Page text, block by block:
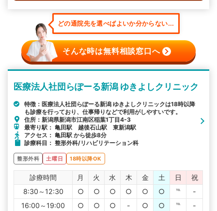
どの通院先を選べばよいか分からない...
そんな時は無料相談窓口へ
医療法人社団らぽーる新潟 ゆきよしクリニック
特徴：医療法人社団らぽーる新潟 ゆきよしクリニックは18時以降
も診療を行っており、仕事帰りなどで利用がしやすいです。
住所：新潟県新潟市江南区稲葉1丁目4-3
最寄り駅： 亀田駅 越後石山駅 東新潟駅
アクセス： 亀田駅 から徒歩8分
診療科目： 整形外科/リハビリテーション科
整形外科 土曜日 18時以降OK
診療時間 月 火 水 木 金 土 日
祝
8:30～12:30
○ ○ ○ ○ ○ ○ ℡
-
16:00～19:00
○ ○ ○ - ○ ○ ℡ -